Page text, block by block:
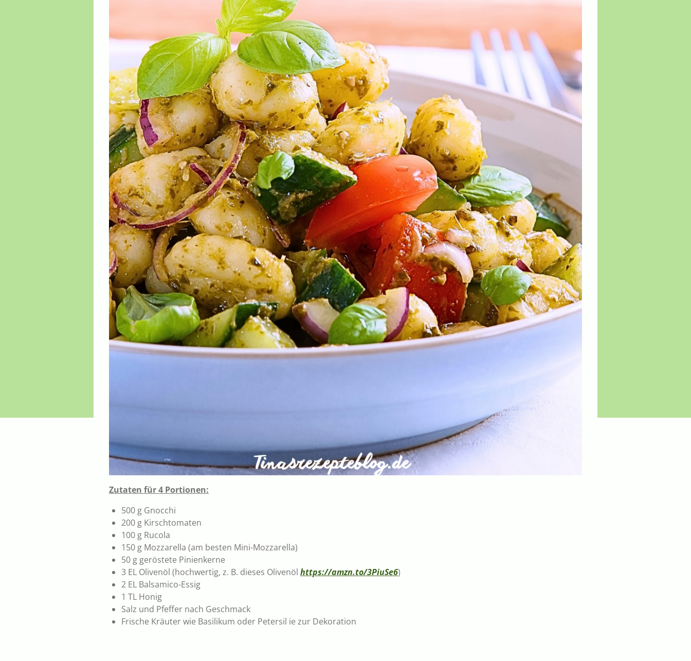
Zutaten für 4 Portionen:
500 g Gnocchi
200 g Kirschtomaten
100 g Rucola
150 g Mozzarella (am besten Mini-Mozzarella)
50 g geröstete Pinienkerne
3 EL Olivenöl (hochwertig, z. B. dieses Olivenöl https://amzn.to/3PiuSe6)
2 EL Balsamico-Essig
1 TL Honig
Salz und Pfeffer nach Geschmack
Frische Kräuter wie Basilikum oder Petersil ie zur Dekoration